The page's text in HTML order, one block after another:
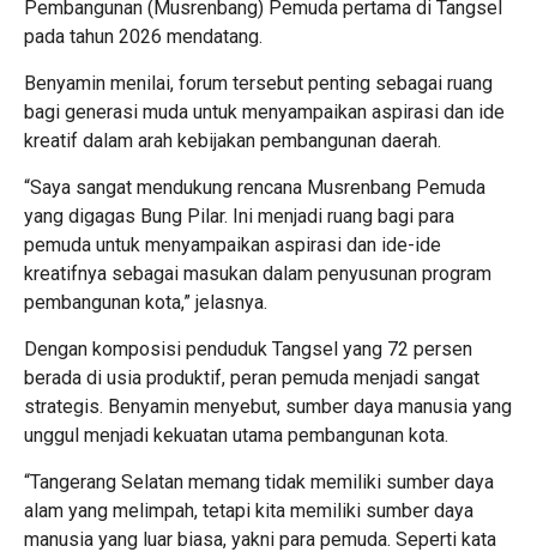
Pembangunan (Musrenbang) Pemuda pertama di Tangsel
pada tahun 2026 mendatang.
Benyamin menilai, forum tersebut penting sebagai ruang
bagi generasi muda untuk menyampaikan aspirasi dan ide
kreatif dalam arah kebijakan pembangunan daerah.
“Saya sangat mendukung rencana Musrenbang Pemuda
yang digagas Bung Pilar. Ini menjadi ruang bagi para
pemuda untuk menyampaikan aspirasi dan ide-ide
kreatifnya sebagai masukan dalam penyusunan program
pembangunan kota,” jelasnya.
Dengan komposisi penduduk Tangsel yang 72 persen
berada di usia produktif, peran pemuda menjadi sangat
strategis. Benyamin menyebut, sumber daya manusia yang
unggul menjadi kekuatan utama pembangunan kota.
“Tangerang Selatan memang tidak memiliki sumber daya
alam yang melimpah, tetapi kita memiliki sumber daya
manusia yang luar biasa, yakni para pemuda. Seperti kata